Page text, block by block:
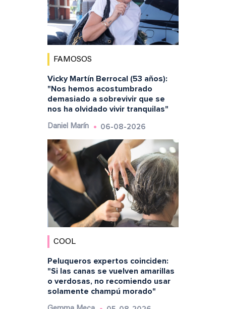
FAMOSOS
Vicky Martín Berrocal (53 años):
"Nos hemos acostumbrado
demasiado a sobrevivir que se
nos ha olvidado vivir tranquilas"
Daniel Marín 06-08-2026
COOL
Peluqueros expertos coinciden:
"Si las canas se vuelven amarillas
o verdosas, no recomiendo usar
solamente champú morado"